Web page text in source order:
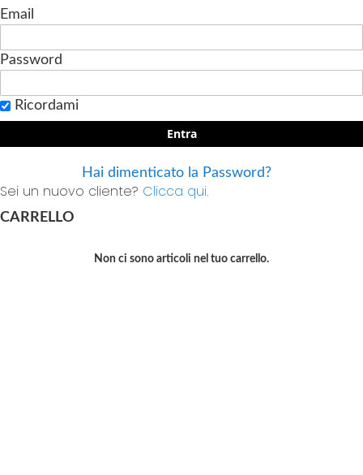
Email
Password
Ricordami
Entra
Hai dimenticato la Password?
Sei un nuovo cliente? Clicca qui.
CARRELLO
Non ci sono articoli nel tuo carrello.